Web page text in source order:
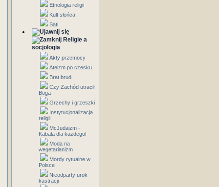
Etnologia religii
Kult słońca
Sati
Religie a
socjologia
Akty przemocy
Ateizm po czesku
Brat brud
Czy Zachód utracił
Boga
Grzechy i grzeszki
Instytucjonalizacja
religii
McJudaizm -
Kabała dla każdego!
Moda na
wegetarianizm
Mordy rytualne w
Polsce
Nieodparty urok
kastracji